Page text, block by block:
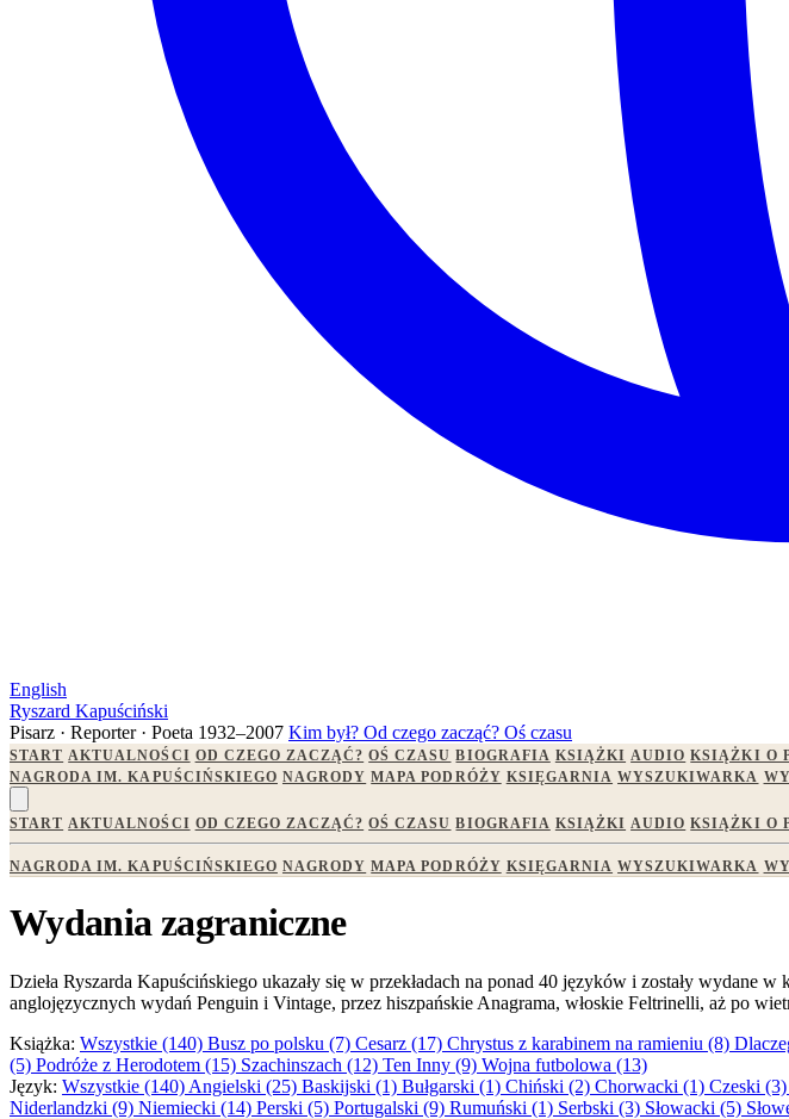
English
Ryszard Kapuściński
Pisarz · Reporter · Poeta 1932–2007 Kim był? Od czego zacząć? Oś czasu
START AKTUALNOŚCI OD CZEGO ZACZĄĆ? OŚ CZASU BIOGRAFIA KSIĄŻKI AUDIO KSIĄŻKI O
NAGRODA IM. KAPUŚCIŃSKIEGO NAGRODY MAPA PODRÓŻY KSIĘGARNIA WYSZUKIWARKA
START AKTUALNOŚCI OD CZEGO ZACZĄĆ? OŚ CZASU BIOGRAFIA KSIĄŻKI AUDIO KSIĄŻKI O
NAGRODA IM. KAPUŚCIŃSKIEGO NAGRODY MAPA PODRÓŻY KSIĘGARNIA WYSZUKIWARKA
Wydania zagraniczne
Dzieła Ryszarda Kapuścińskiego ukazały się w przekładach na ponad 40 języków i zostały
anglojęzycznych wydań Penguin i Vintage, przez hiszpańskie Anagrama, włoskie Feltrinelli, aż po
Książka: Wszystkie (140) Busz po polsku (7) Cesarz (17) Chrystus z karabinem na ramieniu (8)
(5) Podróże z Herodotem (15) Szachinszach (12) Ten Inny (9) Wojna futbolowa (13)
Język: Wszystkie (140) Angielski (25) Baskijski (1) Bułgarski (1) Chiński (2) Chorwacki (1) Czeski (3)
Niderlandzki (9) Niemiecki (14) Perski (5) Portugalski (9) Rumuński (1) Serbski (3) Słowacki (5)